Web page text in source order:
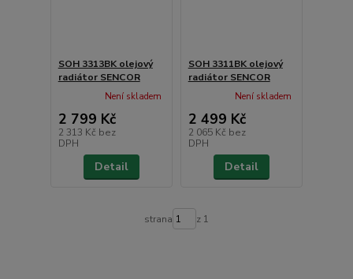
SOH 3313BK olejový
radiátor SENCOR
2 799 Kč
2 313 Kč bez
DPH
Není skladem
Detail
SOH 3311BK olejový
radiátor SENCOR
2 499 Kč
2 065 Kč bez
DPH
Není skladem
Detail
strana z 1